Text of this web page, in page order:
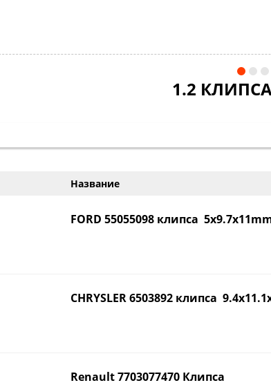
1.2
Название
FORD 55055098 клипса
CHRYSLER 6503892 клипса
Renault 7703077470 Клипса